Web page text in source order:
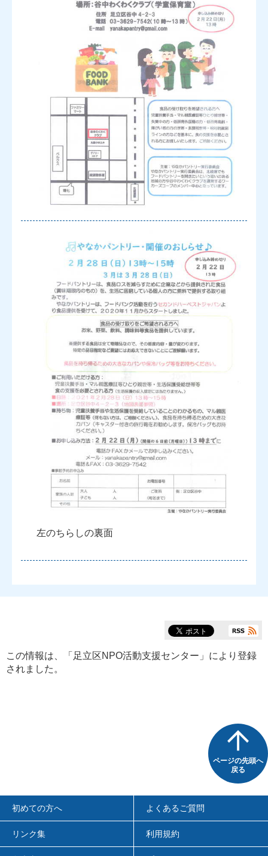
左のちらしの裏面
この情報は、「 足立区NPO活動支援センター 」により登録
されました。
ページの先頭へ
戻る
初めての方へ よくあるご質問
リンク集 利用規約